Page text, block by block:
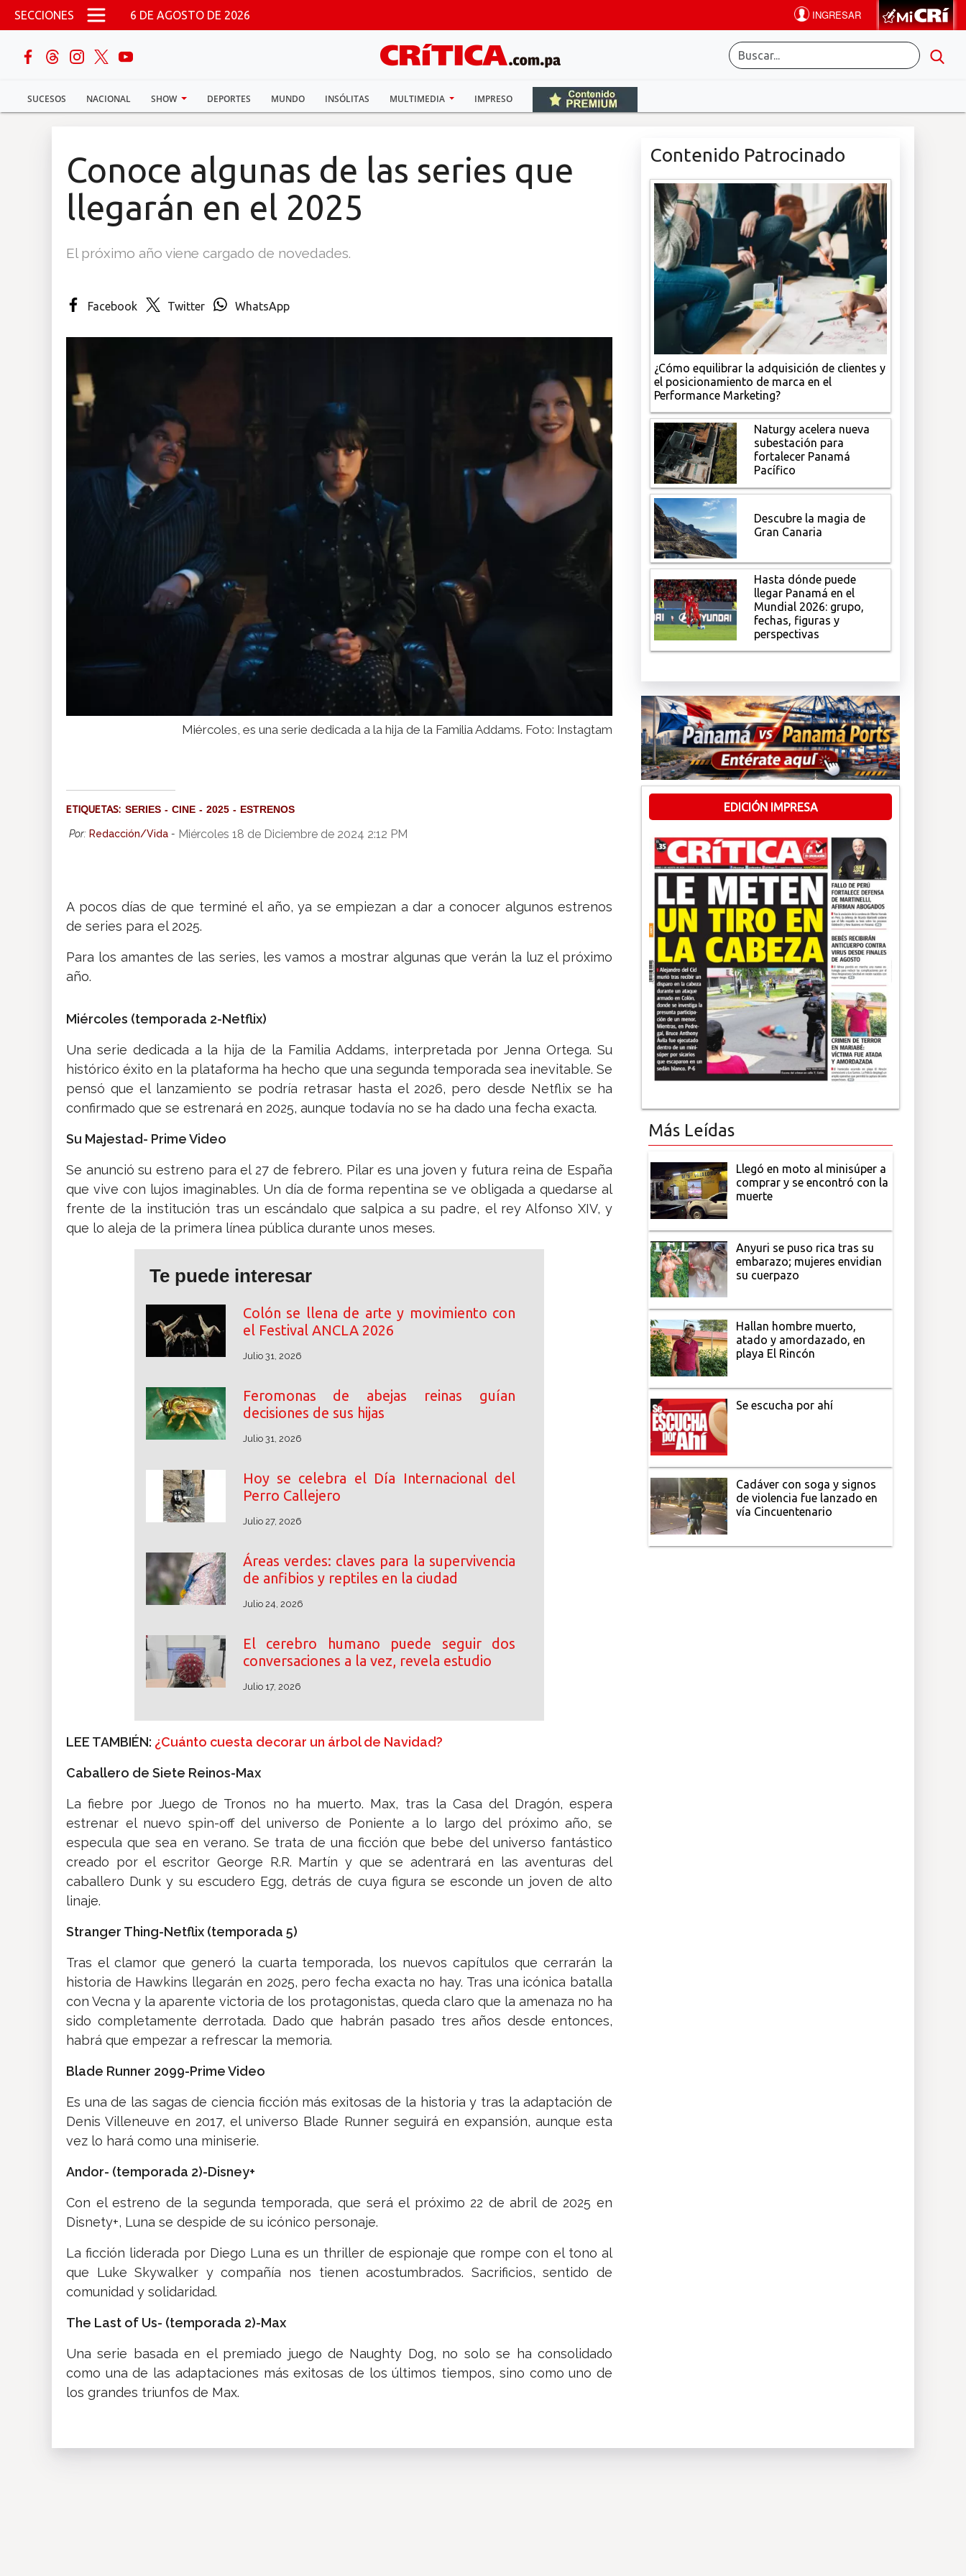
Pasar al contenido principal
SECCIONES 6 DE AGOSTO DE 2026
SUCESOS NACIONAL SHOW DEPORTES MUNDO INSÓLITAS MULTIMEDIA IMPRESO
buscar
Sucesos
Conoce algunas de las series que
llegarán en el 2025
El próximo año viene cargado de novedades.
Facebook Twitter WhatsApp
Miércoles, es una serie dedicada a la hija de la Familia Addams. Foto: Instagtam
ETIQUETAS: SERIES CINE 2025 ESTRENOS
Por: Redacción/Vida - Miércoles 18 de Diciembre de 2024 2:12 PM
A pocos días de que terminé el año, ya se empiezan a dar a conocer algunos estrenos
de series para el 2025.
Para los amantes de las series, les vamos a mostrar algunas que verán la luz el próximo
año.
Miércoles (temporada 2-Netflix)
Una serie dedicada a la hija de la Familia Addams, interpretada por Jenna Ortega. Su
histórico éxito en la plataforma ha hecho que una segunda temporada sea inevitable. Se
pensó que el lanzamiento se podría retrasar hasta el 2026, pero desde Netflix se ha
confirmado que se estrenará en 2025, aunque todavía no se ha dado una fecha exacta.
Su Majestad- Prime Video
Se anunció su estreno para el 27 de febrero. Pilar es una joven y futura reina de España
que vive con lujos imaginables. Un día de forma repentina se ve obligada a quedarse al
frente de la institución tras un escándalo que salpica a su padre, el rey Alfonso XIV, y
que lo aleja de la primera línea pública durante unos meses.
Te puede interesar
Colón se llena de arte y movimiento con
el Festival ANCLA 2026
Julio 31, 2026
Feromonas de abejas reinas guían
decisiones de sus hijas
Julio 31, 2026
Hoy se celebra el Día Internacional del
Perro Callejero
Julio 27, 2026
Áreas verdes: claves para la supervivencia
de anfibios y reptiles en la ciudad
Julio 24, 2026
El cerebro humano puede seguir dos
conversaciones a la vez, revela estudio
Julio 17, 2026
LEE TAMBIÉN: ¿Cuánto cuesta decorar un árbol de Navidad?
Caballero de Siete Reinos-Max
La fiebre por Juego de Tronos no ha muerto. Max, tras la Casa del Dragón, espera
estrenar el nuevo spin-off del universo de Poniente a lo largo del próximo año, se
especula que sea en verano. Se trata de una ficción que bebe del universo fantástico
creado por el escritor George R.R. Martín y que se adentrará en las aventuras del
caballero Dunk y su escudero Egg, detrás de cuya figura se esconde un joven de alto
linaje.
Stranger Thing-Netflix (temporada 5)
Tras el clamor que generó la cuarta temporada, los nuevos capítulos que cerrarán la
historia de Hawkins llegarán en 2025, pero fecha exacta no hay. Tras una icónica batalla
con Vecna y la aparente victoria de los protagonistas, queda claro que la amenaza no ha
sido completamente derrotada. Dado que habrán pasado tres años desde entonces,
habrá que empezar a refrescar la memoria.
Blade Runner 2099-Prime Video
Es una de las sagas de ciencia ficción más exitosas de la historia y tras la adaptación de
Denis Villeneuve en 2017, el universo Blade Runner seguirá en expansión, aunque esta
vez lo hará como una miniserie.
Andor- (temporada 2)-Disney+
Con el estreno de la segunda temporada, que será el próximo 22 de abril de 2025 en
Disnety+, Luna se despide de su icónico personaje.
La ficción liderada por Diego Luna es un thriller de espionaje que rompe con el tono al
que Luke Skywalker y compañía nos tienen acostumbrados. Sacrificios, sentido de
comunidad y solidaridad.
The Last of Us- (temporada 2)-Max
Una serie basada en el premiado juego de Naughty Dog, no solo se ha consolidado
como una de las adaptaciones más exitosas de los últimos tiempos, sino como uno de
los grandes triunfos de Max.
Contenido Patrocinado
¿Cómo equilibrar la adquisición de clientes y
el posicionamiento de marca en el
Performance Marketing?
Naturgy acelera nueva
subestación para
fortalecer Panamá
Pacífico
Descubre la magia de
Gran Canaria
Hasta dónde puede
llegar Panamá en el
Mundial 2026: grupo,
fechas, figuras y
perspectivas
EDICIÓN IMPRESA
Más Leídas
Llegó en moto al minisúper a
comprar y se encontró con la
muerte
Anyuri se puso rica tras su
embarazo; mujeres envidian
su cuerpazo
Hallan hombre muerto,
atado y amordazado, en
playa El Rincón
Se escucha por ahí
Cadáver con soga y signos
de violencia fue lanzado en
vía Cincuentenario